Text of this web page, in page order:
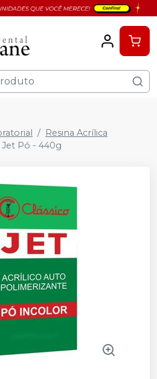
Resina Acrílica
Jet Pó - 440g